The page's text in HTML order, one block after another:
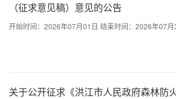
（征求意见稿）意见的公告
开始时间：2026年07月01日 结束时间：2026年07月
关于公开征求《洪江市人民政府森林防